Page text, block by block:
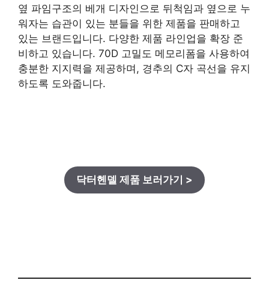
옆 파임구조의 베개 디자인으로 뒤척임과 옆으로 누
워자는 습관이 있는 분들을 위한 제품을 판매하고
있는 브랜드입니다. 다양한 제품 라인업을 확장 준
비하고 있습니다. 70D 고밀도 메모리폼을 사용하여
충분한 지지력을 제공하며, 경추의 C자 곡선을 유지
하도록 도와줍니다.
닥터헨델 제품 보러가기 >